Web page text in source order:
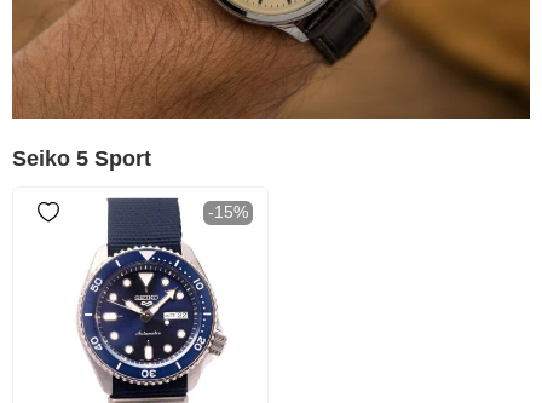
Seiko 5 Sport
-15%